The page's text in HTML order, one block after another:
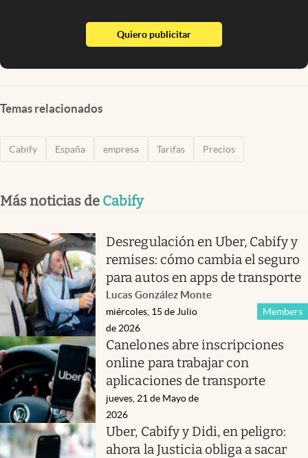
Quiero publicitarabre en nueva pestaña
Temas relacionados
Cabify España empresa Tarifas Precios
Más noticias de Cabify
Desregulación en Uber, Cabify y
remises: cómo cambia el seguro
para autos en apps de transporte
Lucas González Monte
Members
miércoles, 15 de Julio
de 2026
Canelones abre inscripciones
online para trabajar con
aplicaciones de transporte
jueves, 21 de Mayo de
2026
Uber, Cabify y Didi, en peligro:
ahora la Justicia obliga a sacar